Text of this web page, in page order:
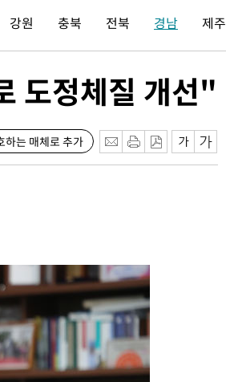
강원 충북 전북 경남 제주
도정체질 개선"
하는 매체로 추가